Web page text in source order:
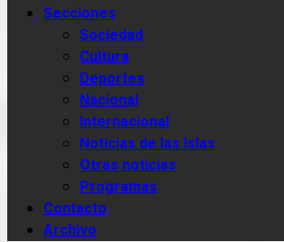
Secciones
Sociedad
Cultura
Deportes
Nacional
Internacional
Noticias de las Islas
Otras noticias
Programas
Contacto
Archivo